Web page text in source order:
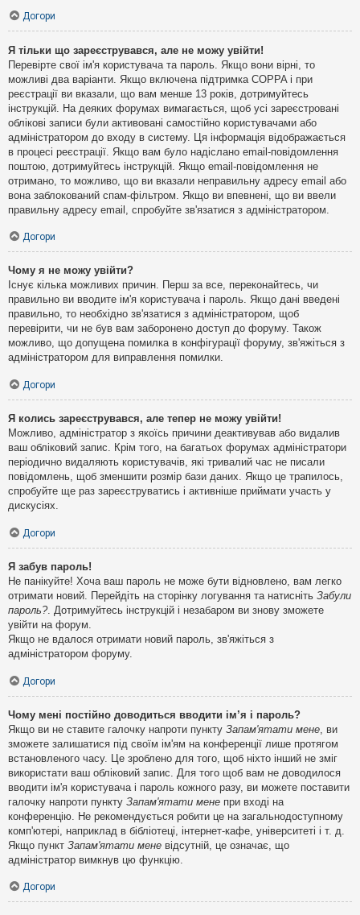
Догори
Я тільки що зареєструвався, але не можу увійти!
Перевірте свої ім'я користувача та пароль. Якщо вони вірні, то
можливі два варіанти. Якщо включена підтримка COPPA і при
реєстрації ви вказали, що вам менше 13 років, дотримуйтесь
інструкцій. На деяких форумах вимагається, щоб усі зареєстровані
облікові записи були активовані самостійно користувачами або
адміністратором до входу в систему. Ця інформація відображається
в процесі реєстрації. Якщо вам було надіслано email-повідомлення
поштою, дотримуйтесь інструкцій. Якщо email-повідомлення не
отримано, то можливо, що ви вказали неправильну адресу email або
вона заблокований спам-фільтром. Якщо ви впевнені, що ви ввели
правильну адресу email, спробуйте зв'язатися з адміністратором.
Догори
Чому я не можу увійти?
Існує кілька можливих причин. Перш за все, переконайтесь, чи
правильно ви вводите ім'я користувача і пароль. Якщо дані введені
правильно, то необхідно зв'язатися з адміністратором, щоб
перевірити, чи не був вам заборонено доступ до форуму. Також
можливо, що допущена помилка в конфігурації форуму, зв'яжіться з
адміністратором для виправлення помилки.
Догори
Я колись зареєструвався, але тепер не можу увійти!
Можливо, адміністратор з якоїсь причини деактивував або видалив
ваш обліковий запис. Крім того, на багатьох форумах адміністратори
періодично видаляють користувачів, які тривалий час не писали
повідомлень, щоб зменшити розмір бази даних. Якщо це трапилось,
спробуйте ще раз зареєструватись і активніше приймати участь у
дискусіях.
Догори
Я забув пароль!
Не панікуйте! Хоча ваш пароль не може бути відновлено, вам легко
отримати новий. Перейдіть на сторінку логування та натисніть Забули
пароль?. Дотримуйтесь інструкцій і незабаром ви знову зможете
увійти на форум.
Якщо не вдалося отримати новий пароль, зв'яжіться з
адміністратором форуму.
Догори
Чому мені постійно доводиться вводити ім’я і пароль?
Якщо ви не ставите галочку напроти пункту Запам'ятати мене , ви
зможете залишатися під своїм ім'ям на конференції лише протягом
встановленого часу. Це зроблено для того, щоб ніхто інший не зміг
використати ваш обліковий запис. Для того щоб вам не доводилося
вводити ім'я користувача і пароль кожного разу, ви можете поставити
галочку напроти пункту Запам'ятати мене при вході на
конференцію. Не рекомендується робити це на загальнодоступному
комп'ютері, наприклад в бібліотеці, інтернет-кафе, університеті і т. д.
Якщо пункт Запам'ятати мене відсутній, це означає, що
адміністратор вимкнув цю функцію.
Догори